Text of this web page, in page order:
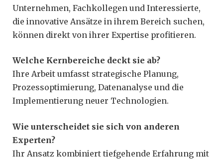
Unternehmen, Fachkollegen und Interessierte,
die innovative Ansätze in ihrem Bereich suchen,
können direkt von ihrer Expertise profitieren.
Welche Kernbereiche deckt sie ab?
Ihre Arbeit umfasst strategische Planung,
Prozessoptimierung, Datenanalyse und die
Implementierung neuer Technologien.
Wie unterscheidet sie sich von anderen
Experten?
Ihr Ansatz kombiniert tiefgehende Erfahrung mit